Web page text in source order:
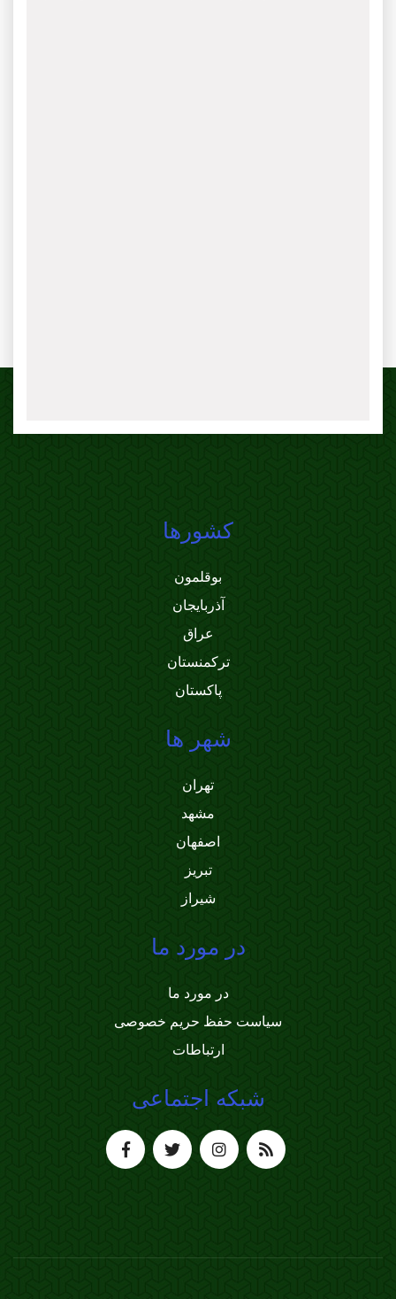
کشورها
بوقلمون
آذربایجان
عراق
ترکمنستان
پاکستان
شهر ها
تهران
مشهد
اصفهان
تبریز
شیراز
در مورد ما
در مورد ما
سیاست حفظ حریم خصوصی
ارتباطات
شبکه اجتماعی